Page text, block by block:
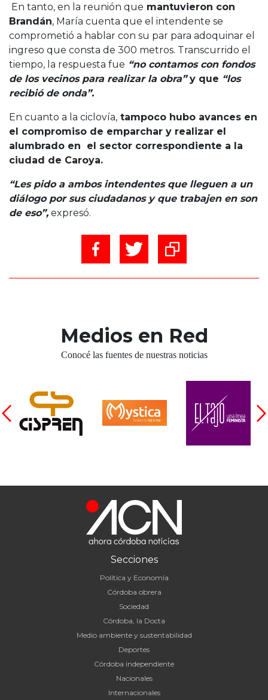
En tanto, en la reunión que mantuvieron con
Brandán, María cuenta que el intendente se
comprometió a hablar con su par para adoquinar el
ingreso que consta de 300 metros. Transcurrido el
tiempo, la respuesta fue “no contamos con fondos
de los vecinos para realizar la obra”y que “los
recibió de onda”.
En cuanto a la ciclovía, tampoco hubo avances en
el compromiso de emparchar y realizar el
alumbrado en el sector correspondiente a la
ciudad de Caroya.
“Les pido a ambos intendentes que lleguen a un
diálogo por sus ciudadanos y que trabajen en son
de eso”, expresó.
Medios en Red
Conocé las fuentes de nuestras noticias
Secciones
Política y Economía
Córdoba obrera
Sociedad
Córdoba, la Docta
Medio ambiente y sustentabilidad
Deportes
Córdoba independiente
Nacionales
Internacionales